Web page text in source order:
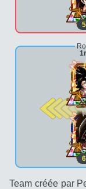
5
6
Team créée par